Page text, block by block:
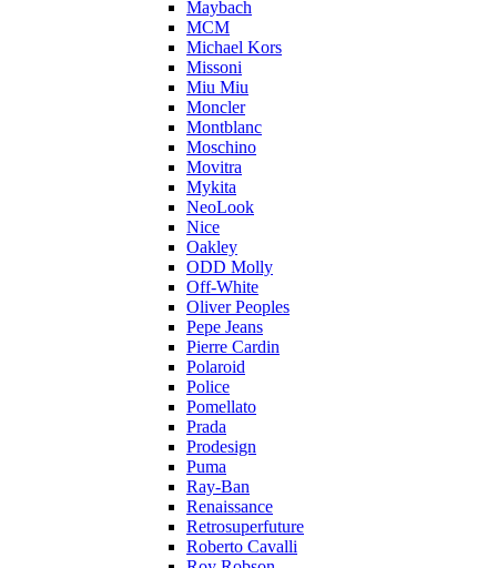
Maybach
MCM
Michael Kors
Missoni
Miu Miu
Moncler
Montblanc
Moschino
Movitra
Mykita
NeoLook
Nice
Oakley
ODD Molly
Off-White
Oliver Peoples
Pepe Jeans
Pierre Cardin
Polaroid
Police
Pomellato
Prada
Prodesign
Puma
Ray-Ban
Renaissance
Retrosuperfuture
Roberto Cavalli